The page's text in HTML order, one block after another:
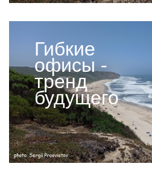
Гибкие
офисы -
тренд
будущего